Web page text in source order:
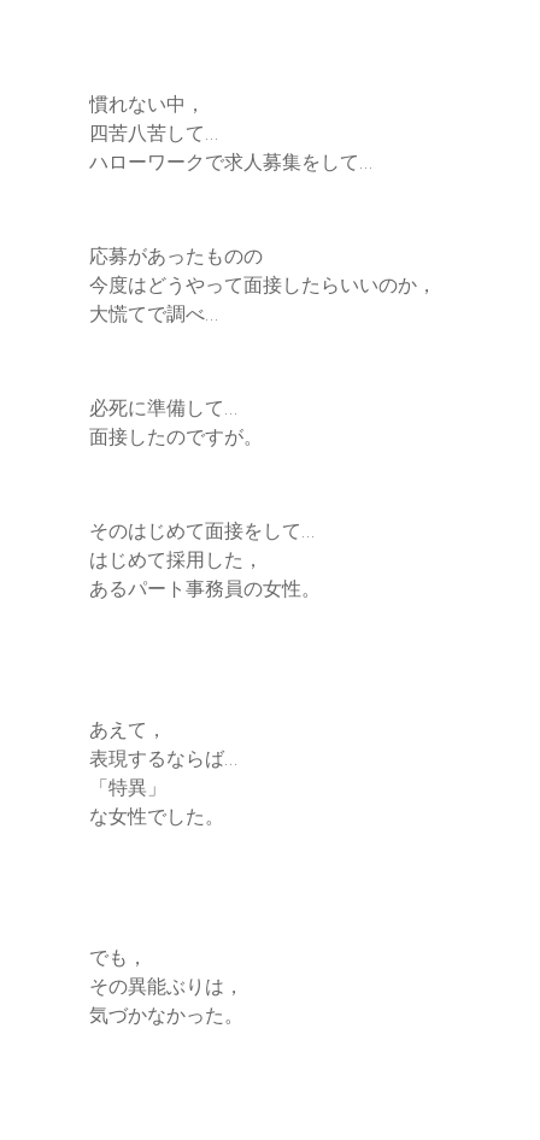
慣れない中，
四苦八苦して…
ハローワークで求人募集をして…
応募があったものの
今度はどうやって面接したらいいのか，
大慌てで調べ…
必死に準備して…
面接したのですが。
そのはじめて面接をして…
はじめて採用した，
あるパート事務員の女性。
あえて，
表現するならば…
「特異」
な女性でした。
でも，
その異能ぶりは，
気づかなかった。